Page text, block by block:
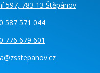
597, 783 13 Štěpánov
587 571 044
776 679 601